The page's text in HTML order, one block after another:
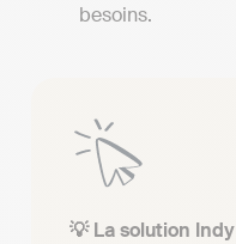
besoins.
💡 La solution Indy